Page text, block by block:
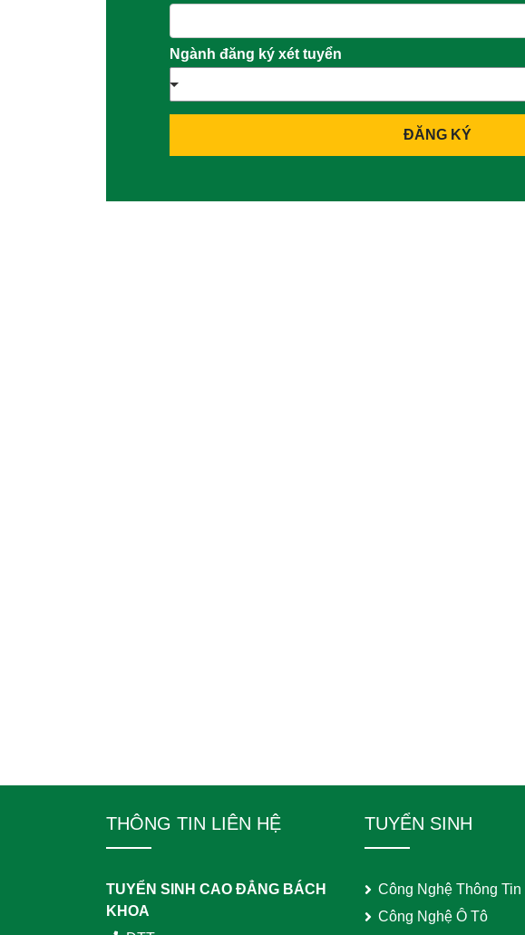
Ngành đăng ký xét tuyển
ĐĂNG KÝ
THÔNG TIN LIÊN HỆ
TUYỂN SINH CAO ĐẲNG BÁCH
KHOA
TUYỂN SINH
Công Nghệ Thông Tin
Công Nghệ Ô Tô